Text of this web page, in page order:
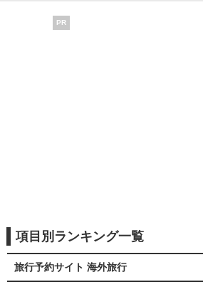
PR
項目別ランキング一覧
旅行予約サイト 海外旅行